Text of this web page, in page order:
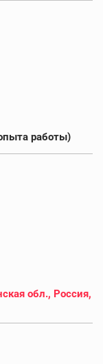
работы)
обл., Россия,